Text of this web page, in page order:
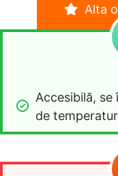
Alta
Accesibilă,
de